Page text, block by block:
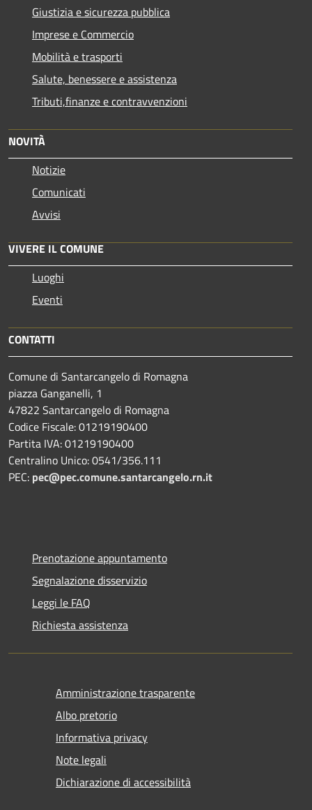
Giustizia e sicurezza pubblica
Imprese e Commercio
Mobilità e trasporti
Salute, benessere e assistenza
Tributi,finanze e contravvenzioni
NOVITÀ
Notizie
Comunicati
Avvisi
VIVERE IL COMUNE
Luoghi
Eventi
CONTATTI
Comune di Santarcangelo di Romagna
piazza Ganganelli, 1
47822 Santarcangelo di Romagna
Codice Fiscale: 01219190400
Partita IVA: 01219190400
Centralino Unico: 0541/356.111
PEC: pec@pec.comune.santarcangelo.rn.it
Prenotazione appuntamento
Segnalazione disservizio
Leggi le FAQ
Richiesta assistenza
Amministrazione trasparente
Albo pretorio
Informativa privacy
Note legali
Dichiarazione di accessibilità